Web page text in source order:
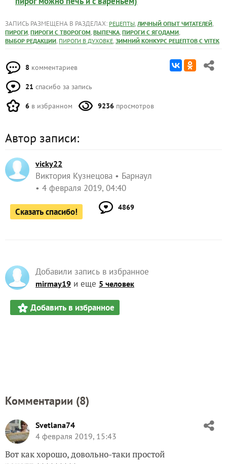
ЗАПИСЬ РАЗМЕЩЕНА В РАЗДЕЛАХ: РЕЦЕПТЫ, ЛИЧНЫЙ ОПЫТ ЧИТАТЕЛЕЙ,
ПИРОГИ, ПИРОГИ С ТВОРОГОМ, ВЫПЕЧКА, ПИРОГИ С ЯГОДАМИ,
ВЫБОР РЕДАКЦИИ, ПИРОГИ В ДУХОВКЕ, ЗИМНИЙ КОНКУРС РЕЦЕПТОВ С VITEK
8 комментариев
21 спасибо за запись
6 в избранном 9236 просмотров
Автор записи:
vicky22
Виктория Кузнецова
Барнаул
4 февраля 2019, 04:40
Сказать спасибо! 4869
Добавили запись в избранное
mirmay19 и еще 5 человек
Добавить в избранное
Комментарии (8)
Svetlana74
4 февраля 2019, 15:43
Вот как хорошо, довольно-таки простой